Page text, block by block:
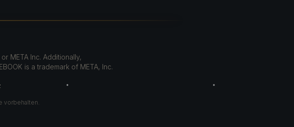
META Inc. Additionally,
is a trademark of META, Inc.
vorbehalten.